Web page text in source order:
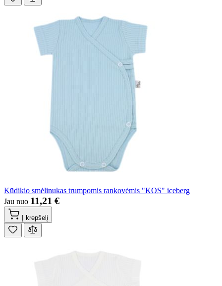
Kūdikio smėlinukas trumpomis rankovėmis "KOS" iceberg
Jau nuo 11,21 €
Į krepšelį